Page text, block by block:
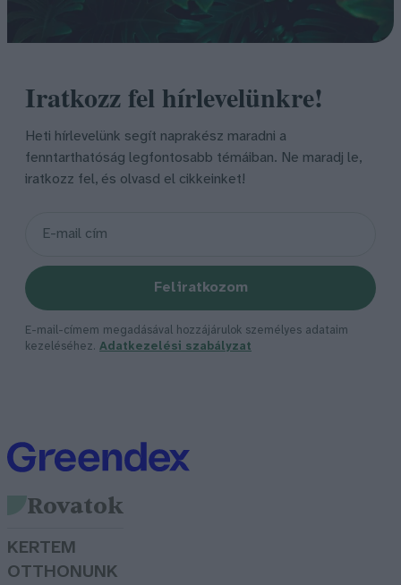
Iratkozz fel hírlevelünkre!
Heti hírlevelünk segít naprakész maradni a
fenntarthatóság legfontosabb témáiban. Ne maradj le,
iratkozz fel, és olvasd el cikkeinket!
Feliratkozom
E-mail-címem megadásával hozzájárulok személyes adataim
kezeléséhez. Adatkezelési szabályzat
Rovatok
KERTEM
OTTHONUNK